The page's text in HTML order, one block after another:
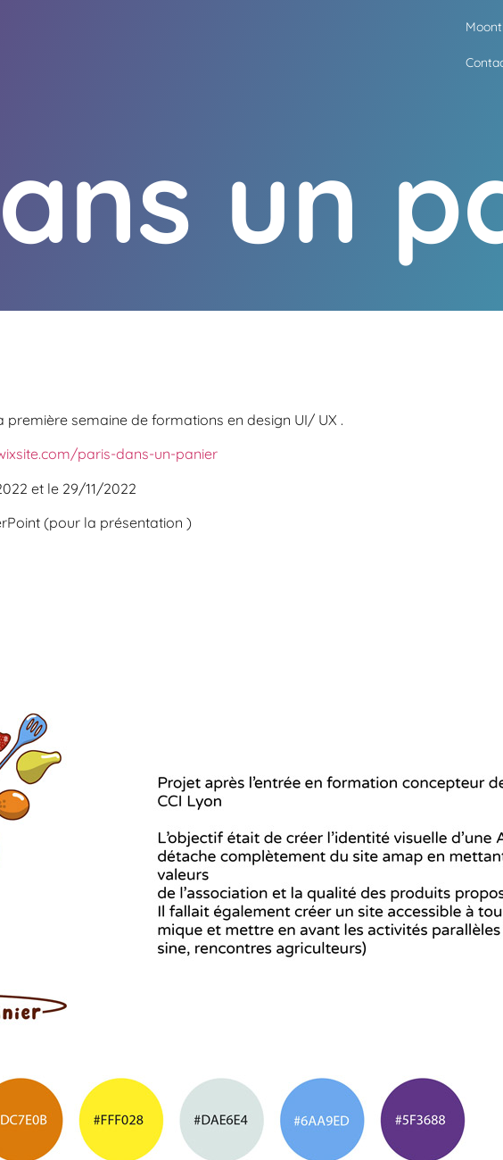
un
semaine de formations en design UI/ UX .
paris-dans-un-panier
et le 29/11/2022
(pour la présentation )